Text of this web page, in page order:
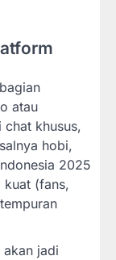
atau
khusus,
hobi,
2025
kuat (fans,
jadi